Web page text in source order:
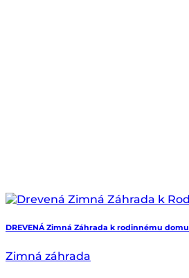
DREVENÁ Zimná Záhrada k rodinnému domu
Zimná záhrada